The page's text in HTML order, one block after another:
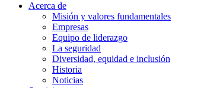
Acerca de
Misión y valores fundamentales
Empresas
Equipo de liderazgo
La seguridad
Diversidad, equidad e inclusión
Historia
Noticias